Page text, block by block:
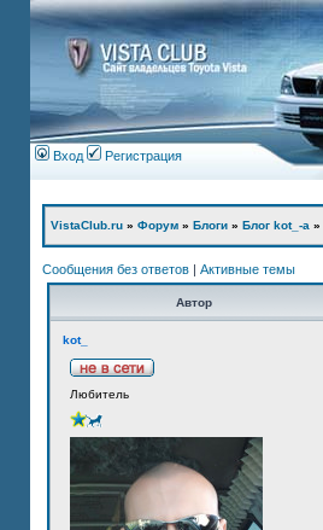
Вход Регистрация
VistaClub.ru » Форум » Блоги » Блог kot_-а »
Сообщения без ответов | Активные темы
Автор
kot_
Любитель